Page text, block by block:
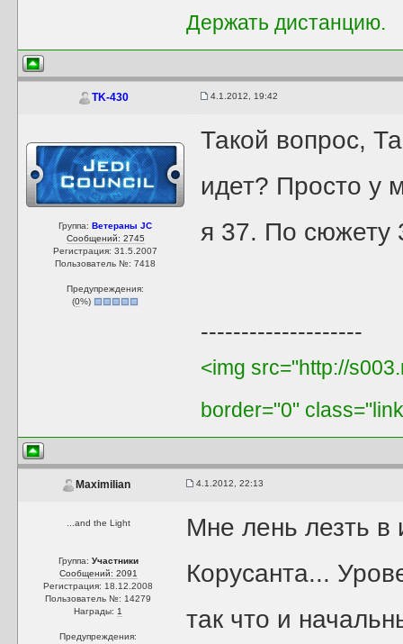
Держать дистанцию.
TK-430 4.1.2012, 19:42
Группа:Ветераны JC
Сообщений: 2745
Регистрация: 31.5.2007
Пользователь №: 7418
Предупреждения:
(0%)
Такой вопрос,
идет? Просто у
я 37. По сюжету
--------------------
<img src="http://
border="0"
Maximilian 4.1.2012, 22:13
...and the Light
Группа: Участники
Сообщений: 2091
Регистрация: 18.12.2008
Пользователь №: 14279
Награды: 1
Предупреждения:
Мне лень лезть в
Корусанта...
так что и